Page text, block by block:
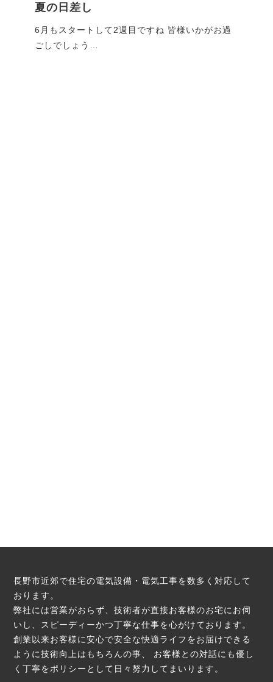
夏の日差し
6月もスタートして2週目ですね 皆様いかがお過
ごしでしょう…
長野市近郊で住宅の電気設備・電気工事を数多く対応して
おります。
弊社には営業がおらず、技術者が直接お客様のお宅にお伺
いし、スピーディーかつ丁寧な仕事を心がけております。
創業以来お客様に安心で安全な快適ライフをお届けできる
ように技術向上はもちろんの事、
お客様との対話にも優し
く丁寧をポリシーとして日々努力してまいります。